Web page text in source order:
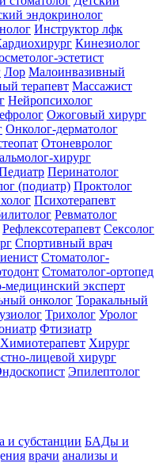
эндокринолог
Инструктор лфк
Кинезиолог
эстетист
Лор Малоинвазивный
терапевт Массажист
Нейропсихолог
Ожоговый хирург
Онколог-дерматолог
Отоневролог
хирург
Перинатолог
(подиатр) Проктолог
Психотерапевт
Ревматолог
Рефлексотерапевт Сексолог
Спортивный врач
Стоматолог-
Стоматолог-ортопед
медицинский эксперт
онколог Торакальный
Трихолог Уролог
Фтизиатр
Химиотерапевт Хирург
лицевой хирург
Эпилептолог
и субстанции БАДы и
врачи анализы и